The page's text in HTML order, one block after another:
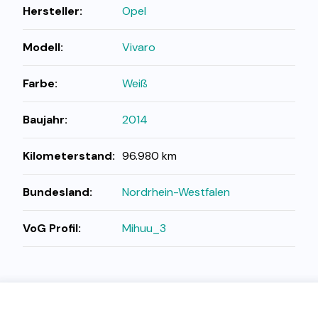
Hersteller: Opel
Modell: Vivaro
Farbe: Weiß
Baujahr: 2014
Kilometerstand: 96.980 km
Bundesland: Nordrhein-Westfalen
VoG Profil: Mihuu_3